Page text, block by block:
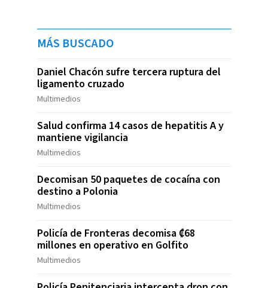
MÁS BUSCADO
Daniel Chacón sufre tercera ruptura del
ligamento cruzado
Multimedios
Salud confirma 14 casos de hepatitis A y
mantiene vigilancia
Multimedios
Decomisan 50 paquetes de cocaína con
destino a Polonia
Multimedios
Policía de Fronteras decomisa ₡68
millones en operativo en Golfito
Multimedios